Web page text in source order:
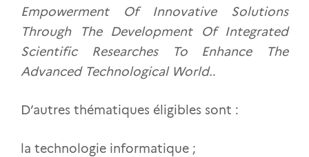
Empowerment Of Innovative Solutions
Through The Development Of Integrated
Scientific Researches To Enhance The
Advanced Technological World..
D’autres thématiques éligibles sont :
la technologie informatique ;